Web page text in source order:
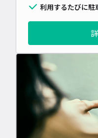
利用するたびに